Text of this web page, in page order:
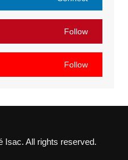
Follow
Follow
Isac. All rights reserved.